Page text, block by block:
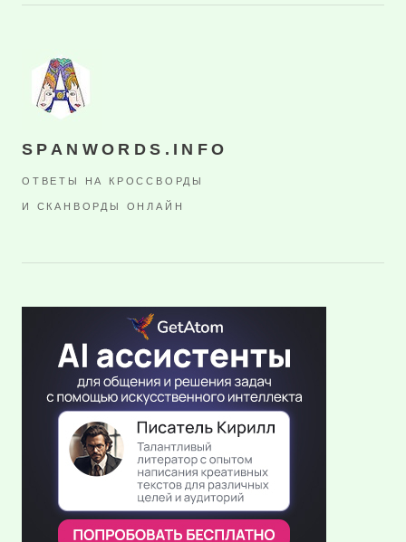
SPANWORDS.INFO
ОТВЕТЫ НА КРОССВОРДЫ
И СКАНВОРДЫ ОНЛАЙН